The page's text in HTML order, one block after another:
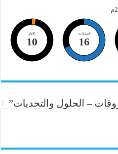
الايام
10
الساعات
16
– الحلول والتحديات”